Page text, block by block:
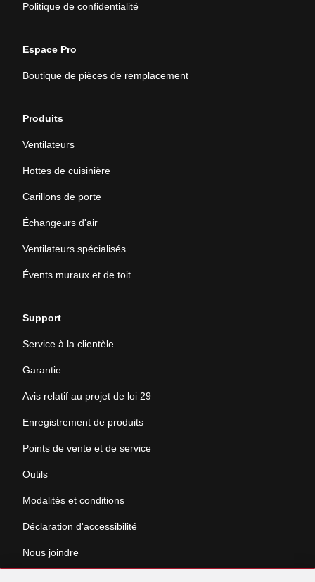
Politique de confidentialité
Espace Pro
Boutique de pièces de remplacement
Produits
Ventilateurs
Hottes de cuisinière
Carillons de porte
Échangeurs d'air
Ventilateurs spécialisés
Évents muraux et de toit
Support
Service à la clientèle
Garantie
Avis relatif au projet de loi 29
Enregistrement de produits
Points de vente et de service
Outils
Modalités et conditions
Déclaration d'accessibilité
Nous joindre